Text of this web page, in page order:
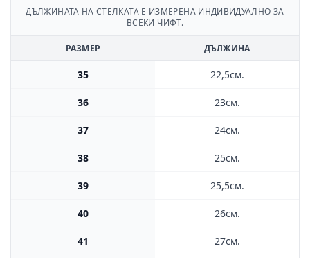
ДЪЛЖИНАТА НА СТЕЛКАТА Е ИЗМЕРЕНА ИНДИВИДУАЛНО ЗА
ВСЕКИ ЧИФТ.
РАЗМЕР ДЪЛЖИНА
35 22,5см.
36 23см.
37 24см.
38 25см.
39 25,5см.
40 26см.
41 27см.